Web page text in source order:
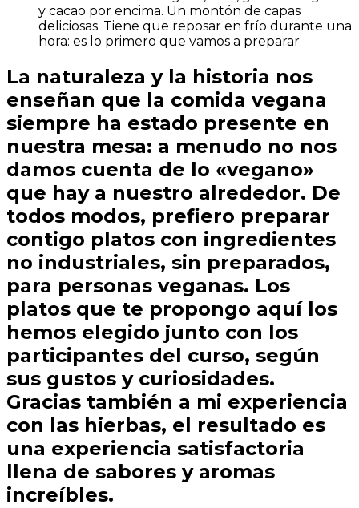
y cacao por encima. Un montón de capas
deliciosas. Tiene que reposar en frío durante una
hora: es lo primero que vamos a preparar
La naturaleza y la historia nos
enseñan que la comida vegana
siempre ha estado presente en
nuestra mesa: a menudo no nos
damos cuenta de lo «vegano»
que hay a nuestro alrededor. De
todos modos, prefiero preparar
contigo platos con ingredientes
no industriales, sin preparados,
para personas veganas. Los
platos que te propongo aquí los
hemos elegido junto con los
participantes del curso, según
sus gustos y curiosidades.
Gracias también a mi experiencia
con las hierbas, el resultado es
una experiencia satisfactoria
llena de sabores y aromas
increíbles.